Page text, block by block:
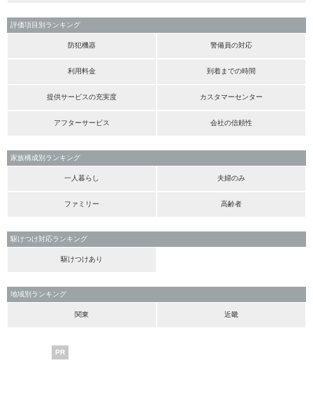
評価項目別ランキング
防犯機器 警備員の対応
利用料金 到着までの時間
提供サービスの充実度 カスタマーセンター
アフターサービス 会社の信頼性
家族構成別ランキング
一人暮らし 夫婦のみ
ファミリー 高齢者
駆けつけ対応ランキング
駆けつけあり
地域別ランキング
関東 近畿
PR